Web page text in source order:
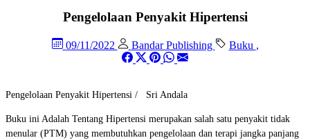
Pengelolaan Penyakit Hipertensi
09/11/2022 Bandar Publishing Buku ,
Pengelolaan Penyakit Hipertensi / Sri Andala
Buku ini Adalah Tentang Hipertensi merupakan salah satu penyakit tidak
menular (PTM) yang membutuhkan pengelolaan dan terapi jangka panjang